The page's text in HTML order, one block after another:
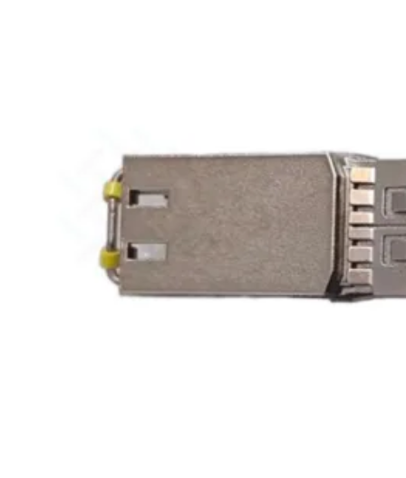
FortiSwitch
1024EFortiSwitch
FortiSwitch
T1024E
FortiSwitch
T1024F-
FPOE
1048G